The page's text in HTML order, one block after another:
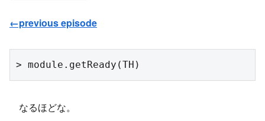
←previous episode
> module.getReady(TH)
なるほどな。